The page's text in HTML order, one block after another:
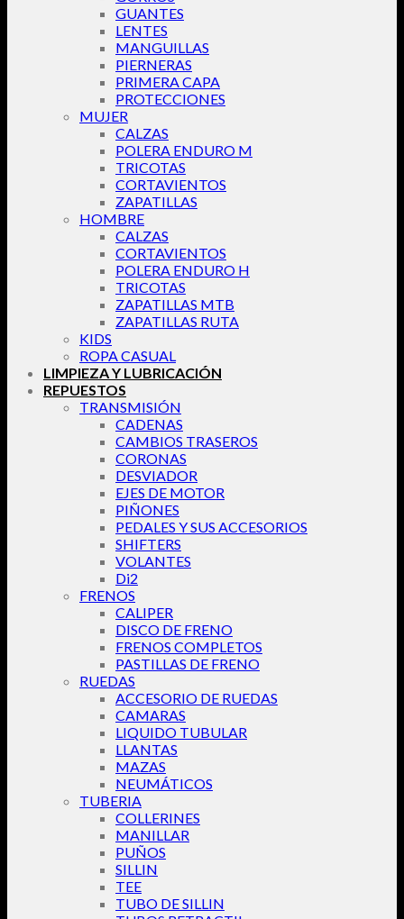
GUANTES
LENTES
MANGUILLAS
PIERNERAS
PRIMERA CAPA
PROTECCIONES
MUJER
CALZAS
POLERA ENDURO M
TRICOTAS
CORTAVIENTOS
ZAPATILLAS
HOMBRE
CALZAS
CORTAVIENTOS
POLERA ENDURO H
TRICOTAS
ZAPATILLAS MTB
ZAPATILLAS RUTA
KIDS
ROPA CASUAL
LIMPIEZA Y LUBRICACIÓN
REPUESTOS
TRANSMISIÓN
CADENAS
CAMBIOS TRASEROS
CORONAS
DESVIADOR
EJES DE MOTOR
PIÑONES
PEDALES Y SUS ACCESORIOS
SHIFTERS
VOLANTES
Di2
FRENOS
CALIPER
DISCO DE FRENO
FRENOS COMPLETOS
PASTILLAS DE FRENO
RUEDAS
ACCESORIO DE RUEDAS
CAMARAS
LIQUIDO TUBULAR
LLANTAS
MAZAS
NEUMÁTICOS
TUBERIA
COLLERINES
MANILLAR
PUÑOS
SILLIN
TEE
TUBO DE SILLIN